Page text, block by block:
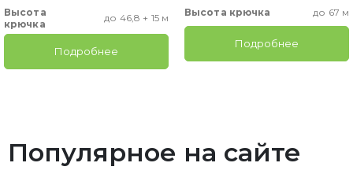
Высота
крючка
до 46,8 + 15 м
Подробнее
Высота крючка до 67 м
Подробнее
Популярное на сайте